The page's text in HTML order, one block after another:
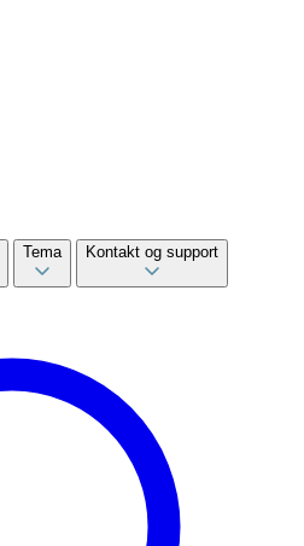
Tema Kontakt og support